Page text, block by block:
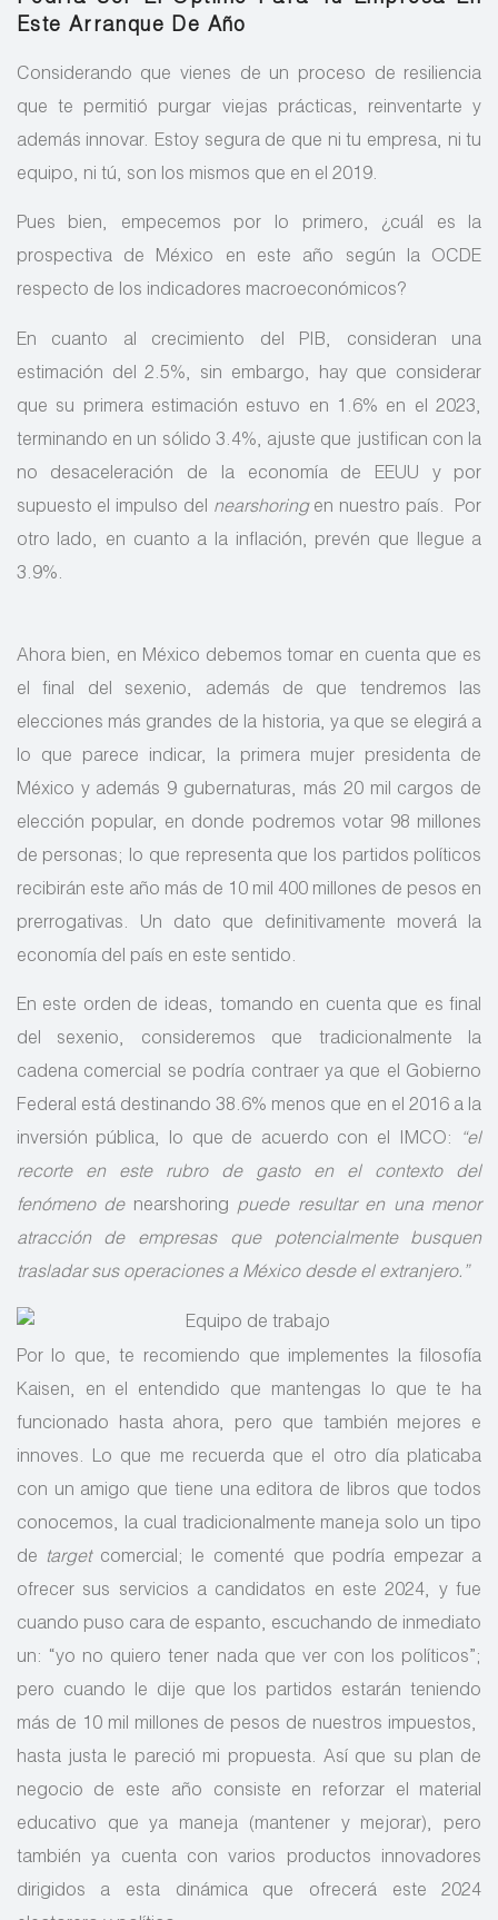
Este Arranque De Año
Considerando que vienes de un proceso de resiliencia
que te permitió purgar viejas prácticas, reinventarte y
además innovar. Estoy segura de que ni tu empresa, ni tu
equipo, ni tú, son los mismos que en el 2019.
Pues bien, empecemos por lo primero, ¿cuál es la
prospectiva de México en este año según la OCDE
respecto de los indicadores macroeconómicos?
En cuanto al crecimiento del PIB, consideran una
estimación del 2.5%, sin embargo, hay que considerar
que su primera estimación estuvo en 1.6% en el 2023,
terminando en un sólido 3.4%, ajuste que justifican con la
no desaceleración de la economía de EEUU y por
supuesto el impulso del nearshoringen nuestro país. Por
otro lado, en cuanto a la inflación, prevén que llegue a
3.9%.
Ahora bien, en México debemos tomar en cuenta que es
el final del sexenio, además de que tendremos las
elecciones más grandes de la historia, ya que se elegirá a
lo que parece indicar, la primera mujer presidenta de
México y además 9 gubernaturas, más 20 mil cargos de
elección popular, en donde podremos votar 98 millones
de personas; lo que representa que los partidos políticos
recibirán este año más de 10 mil 400 millones de pesos en
prerrogativas. Un dato que definitivamente moverá la
economía del país en este sentido.
En este orden de ideas, tomando en cuenta que es final
del sexenio, consideremos que tradicionalmente la
cadena comercial se podría contraer ya que el Gobierno
Federal está destinando 38.6% menos que en el 2016 a la
inversión pública, lo que de acuerdo con el IMCO:
“el
recorte en este rubro de gasto en el contexto del
fenómeno de nearshoring puede resultar en una menor
atracción de empresas que potencialmente busquen
trasladar sus operaciones a México desde el extranjero.”
Por lo que, te recomiendo que implementes la filosofía
Kaisen, en el entendido que mantengas lo que te ha
funcionado hasta ahora, pero que también mejores e
innoves. Lo que me recuerda que el otro día platicaba
con un amigo que tiene una editora de libros que todos
conocemos, la cual tradicionalmente maneja solo un tipo
de
targetcomercial; le comenté que podría empezar a
ofrecer sus servicios a candidatos en este 2024, y fue
cuando puso cara de espanto, escuchando de inmediato
un: “yo no quiero tener nada que ver con los políticos”;
pero cuando le dije que los partidos estarán teniendo
más de 10 mil millones de pesos de nuestros impuestos,
hasta justa le pareció mi propuesta. Así que su plan de
negocio de este año consiste en reforzar el material
educativo que ya maneja (mantener y mejorar), pero
también ya cuenta con varios productos innovadores
dirigidos a esta dinámica que ofrecerá este 2024